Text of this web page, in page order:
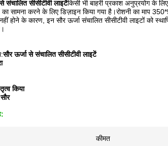
संचालित सीसीटीवी लाइटेंकिसी भी बाहरी प्रकाश अनुप्रयोग के
का सामना करने के लिए डिज़ाइन किया गया है।रोशनी का
होने के कारण, इन सौर ऊर्जा संचालित सीसीटीवी लाइटों को
सौर ऊर्जा से संचालित सीसीटीवी लाइटें
किया
सौर
कीमत